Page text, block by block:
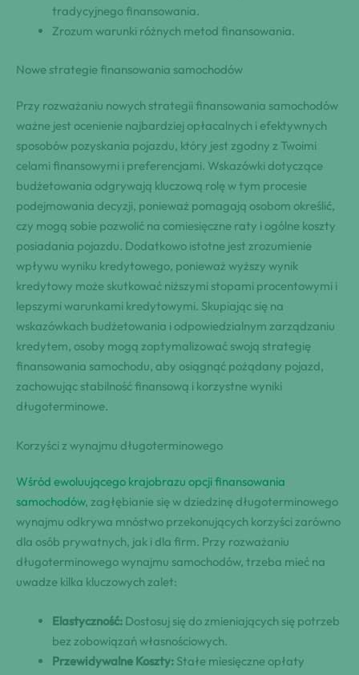
tradycyjnego finansowania.
Zrozum warunki różnych metod finansowania.
Nowe strategie finansowania samochodów
Przy rozważaniu nowych strategii finansowania samochodów
ważne jest ocenienie najbardziej opłacalnych i efektywnych
sposobów pozyskania pojazdu, który jest zgodny z Twoimi
celami finansowymi i preferencjami. Wskazówki dotyczące
budżetowania odgrywają kluczową rolę w tym procesie
podejmowania decyzji, ponieważ pomagają osobom określić,
czy mogą sobie pozwolić na comiesięczne raty i ogólne koszty
posiadania pojazdu. Dodatkowo istotne jest zrozumienie
wpływu wyniku kredytowego, ponieważ wyższy wynik
kredytowy może skutkować niższymi stopami procentowymi i
lepszymi warunkami kredytowymi. Skupiając się na
wskazówkach budżetowania i odpowiedzialnym zarządzaniu
kredytem, osoby mogą zoptymalizować swoją strategię
finansowania samochodu, aby osiągnąć pożądany pojazd,
zachowując stabilność finansową i korzystne wyniki
długoterminowe.
Korzyści z wynajmu długoterminowego
Wśród ewoluującego krajobrazu opcji finansowania
samochodów, zagłębianie się w dziedzinę długoterminowego
wynajmu odkrywa mnóstwo przekonujących korzyści zarówno
dla osób prywatnych, jak i dla firm. Przy rozważaniu
długoterminowego wynajmu samochodów, trzeba mieć na
uwadze kilka kluczowych zalet:
Elastyczność: Dostosuj się do zmieniających się potrzeb
bez zobowiązań własnościowych.
Przewidywalne Koszty: Stałe miesięczne opłaty